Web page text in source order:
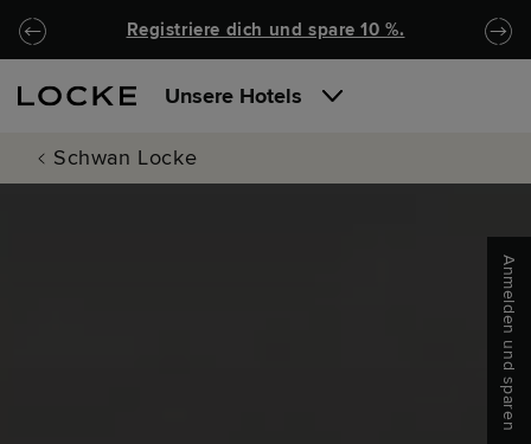
Zu Hauptinhalt springen
Locke.Header.SkipToNav
Registriere dich und spare 10 %.
Unsere Hotels
Schwan Locke
Anmelden und sparen